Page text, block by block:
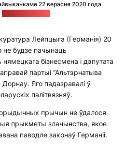
22 верасня 2020 года
Лейпцыга (Германія) 20
не будзе пачынаць
бізнесмена і дэпутата
партыі “Альтэрнатыва
Дорнау. Яго падазравалі ў
палітвязняў.
прычын не ўдалося
прыкметы злачынства, якое
паводле законаў Германіі.